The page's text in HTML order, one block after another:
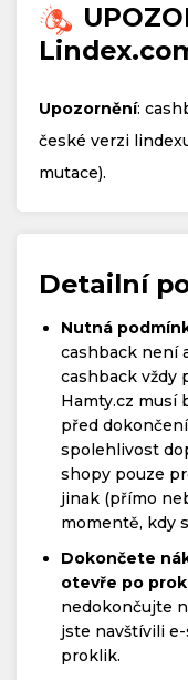
Upozornění:
české verzi
mutace).
Detailní
Nutná
cashback není
cashback vždy
Hamty.cz musí
před
spolehlivost
shopy pouze
jinak (přímo
momentě, kdy
Dokončete
otevře po
nedokončujte
jste navštívili
proklik.